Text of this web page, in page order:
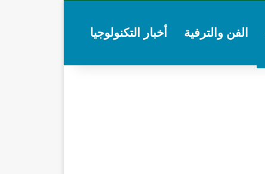
الفن والترفية أخبار التكنولوجيا